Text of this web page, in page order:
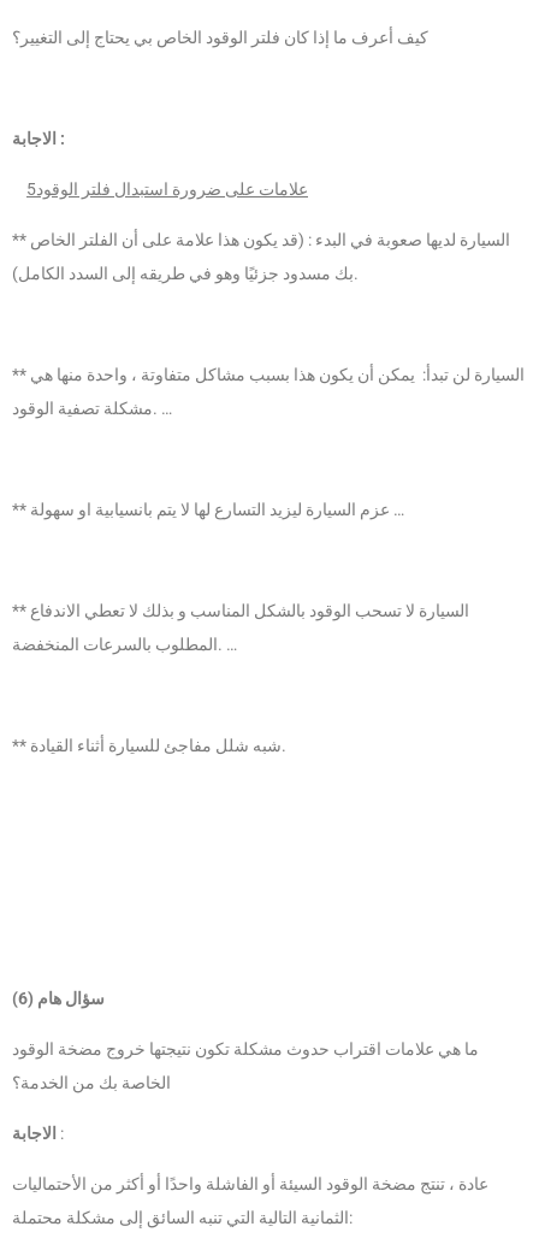
كيف أعرف ما إذا كان فلتر الوقود الخاص بي يحتاج إلى التغيير؟
الاجابة :
5علامات على ضرورة استبدال فلتر الوقود
** السيارة لديها صعوبة في البدء : (قد يكون هذا علامة على أن الفلتر الخاص
بك مسدود جزئيًا وهو في طريقه إلى السدد الكامل).
** السيارة لن تبدأ: يمكن أن يكون هذا بسبب مشاكل متفاوتة ، واحدة منها هي
مشكلة تصفية الوقود. …
** عزم السيارة ليزيد التسارع لها لا يتم بانسيابية او سهولة …
** السيارة لا تسحب الوقود بالشكل المناسب و بذلك لا تعطي الاندفاع
المطلوب بالسرعات المنخفضة. …
** شبه شلل مفاجئ للسيارة أثناء القيادة.
سؤال هام (6)
ما هي علامات اقتراب حدوث مشكلة تكون نتيجتها خروج مضخة الوقود
الخاصة بك من الخدمة؟
:
عادة ، تنتج مضخة الوقود السيئة أو الفاشلة واحدًا أو أكثر من الأحتماليات
الثمانية التالية التي تنبه السائق إلى مشكلة محتملة: